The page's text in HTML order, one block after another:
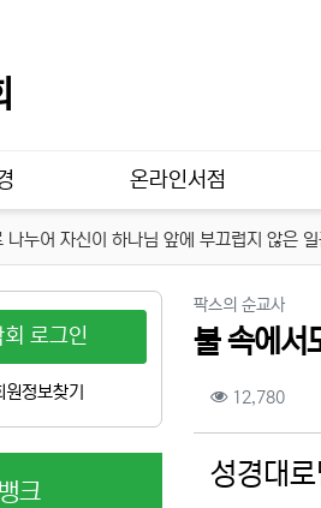
온라인서점
나누어 자신이 하나님 앞에 부끄럽지 않은
팍스의 순교사분류
불 속에서
컨텐츠 정
12,780조회
성경대
로그인
원정보찾기
크